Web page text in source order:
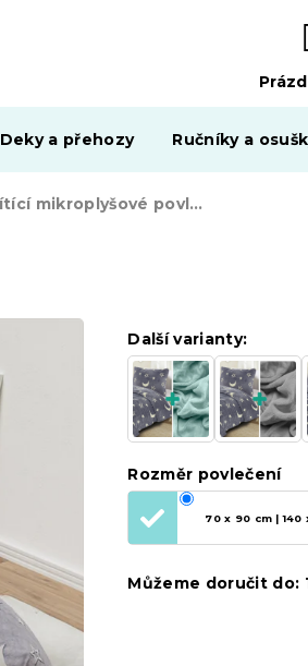
Deky a přehozy Ručníky a
Svítící mikroplyšové povlečení BIG MOON šedé
Další varianty:
Rozměr povlečení
70 x 90 cm | 140
Můžeme doručit do: